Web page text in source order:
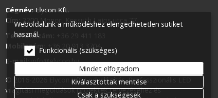
Cégnév:Elycon Kft.
Cím:2200 Monor, Kossuth Lajos utca 77.
Telefonszám:
Mobilszám:
+36 20 913 3704
E-mail: info@elycon.hu
© 2016-2026 Elycon Kft. Led világítás. Professzionális LED
világítási megoldások projektek tervezéséhez és
Weboldalunk a működéshez elengedhetetlen sütiket
használ.
Funkcionális (szükséges)
Mindet elfogadom
Kiválasztottak mentése
Csak a szükségesek